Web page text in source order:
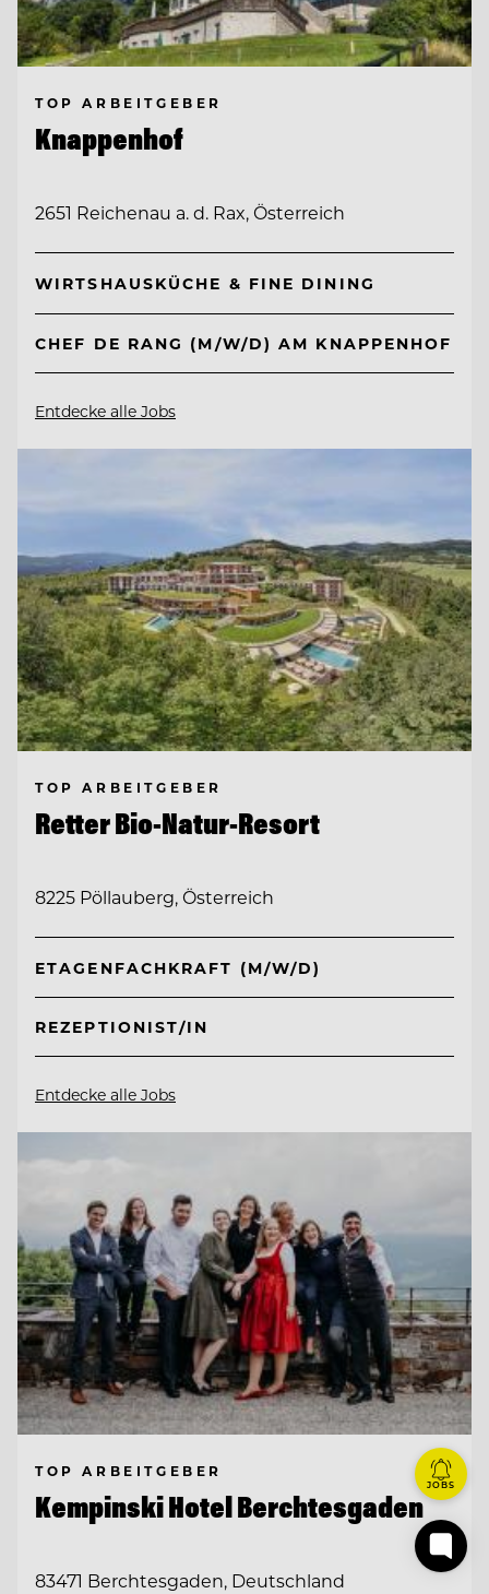
TOP ARBEITGEBER
Knappenhof
2651 Reichenau a. d. Rax, Österreich
WIRTSHAUSKÜCHE & FINE DINING
CHEF DE RANG (M/W/D) AM KNAPPENHOF
Entdecke alle Jobs
TOP ARBEITGEBER
Retter Bio-Natur-Resort
8225 Pöllauberg, Österreich
ETAGENFACHKRAFT (M/W/D)
REZEPTIONIST/IN
Entdecke alle Jobs
TOP ARBEITGEBER
Kempinski Hotel Berchtesgaden
83471 Berchtesgaden, Deutschland
JOBS